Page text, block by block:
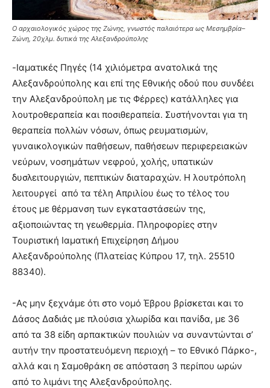
O αρχαιολογικός χώρος της Ζώνης, γνωστός παλαιότερα ως Μεσημβρία–
Ζώνη, 20χλμ. δυτικά της Αλεξανδρούπολης
-Ιαματικές Πηγές (14 χιλιόμετρα ανατολικά της
Αλεξανδρούπολης και επί της Εθνικής οδού που συνδέει
την Αλεξανδρούπολη με τις Φέρρες) κατάλληλες για
λουτροθεραπεία και ποσιθεραπεία. Συστήνονται για τη
θεραπεία πολλών νόσων, όπως ρευματισμών,
γυναικολογικών παθήσεων, παθήσεων περιφερειακών
νεύρων, νοσημάτων νεφρού, χολής, υπατικών
δυσλειτουργιών, πεπτικών διαταραχών. Η λουτρόπολη
λειτουργεί από τα τέλη Απριλίου έως το τέλος του
έτους με θέρμανση των εγκαταστάσεών της,
αξιοποιώντας τη γεωθερμία. Πληροφορίες στην
Τουριστική Ιαματική Επιχείρηση Δήμου
Αλεξανδρούπολης (Πλατείας Κύπρου 17, τηλ. 25510
88340).
-Ας μην ξεχνάμε ότι στο νομό Έβρου βρίσκεται και το
Δάσος Δαδιάς με πλούσια χλωρίδα και πανίδα, με 36
από τα 38 είδη αρπακτικών πουλιών να συναντώνται σ’
αυτήν την προστατευόμενη περιοχή – το Εθνικό Πάρκο-,
αλλά και η Σαμοθράκη σε απόσταση 3 περίπου ωρών
από το λιμάνι της Αλεξανδρούπολης.